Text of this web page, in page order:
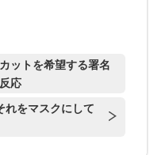
ットを希望する署名
応
れをマスクにして